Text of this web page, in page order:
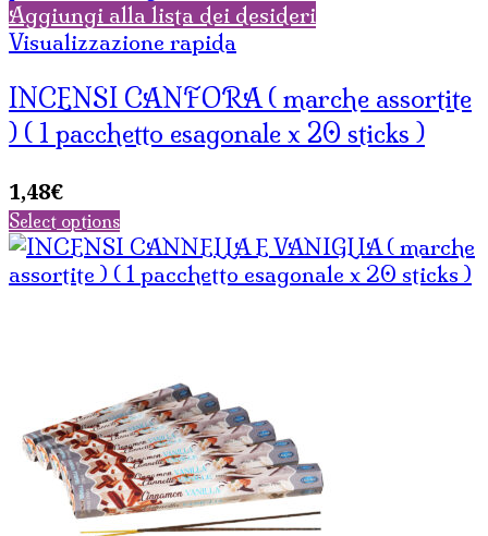
Aggiungi alla lista dei desideri
Visualizzazione rapida
INCENSI CANFORA ( marche assortite
) ( 1 pacchetto esagonale x 20 sticks )
1,48€
Select options